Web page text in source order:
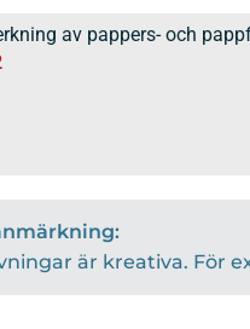
av pappers- och
är kreativa. För